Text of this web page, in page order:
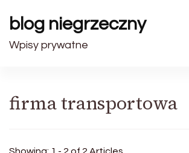
blog niegrzeczny
Wpisy prywatne
firma transportowa